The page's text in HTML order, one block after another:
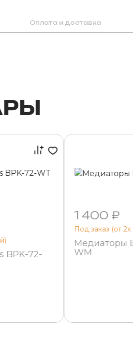
Оплата и доставка
BPK-72-
1 400 ₽
Под заказ (от
Медиаторы
WM